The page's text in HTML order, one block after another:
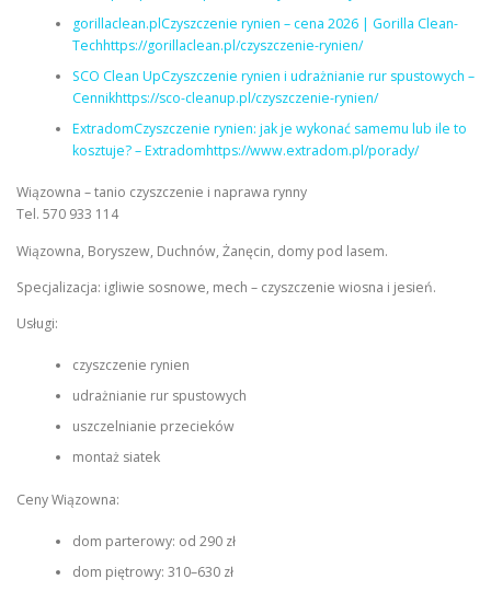
gorillaclean.plCzyszczenie rynien – cena 2026 | Gorilla Clean-
Techhttps://gorillaclean.pl/czyszczenie-rynien/
SCO Clean UpCzyszczenie rynien i udrażnianie rur spustowych –
Cennikhttps://sco-cleanup.pl/czyszczenie-rynien/
ExtradomCzyszczenie rynien: jak je wykonać samemu lub ile to
kosztuje? – Extradomhttps://www.extradom.pl/porady/
Wiązowna – tanio czyszczenie i naprawa rynny
Tel. 570 933 114
Wiązowna, Boryszew, Duchnów, Żanęcin, domy pod lasem.
Specjalizacja: igliwie sosnowe, mech – czyszczenie wiosna i jesień.
Usługi:
czyszczenie rynien
udrażnianie rur spustowych
uszczelnianie przecieków
montaż siatek
Ceny Wiązowna:
dom parterowy: od 290 zł
dom piętrowy: 310–630 zł